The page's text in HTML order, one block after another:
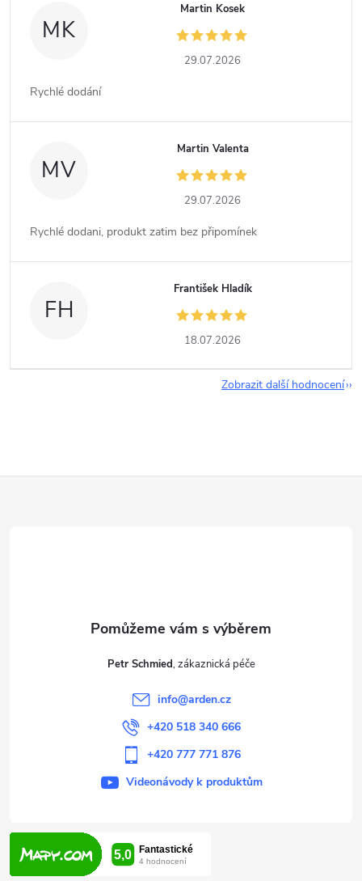
MK
Martin Kosek
29.07.2026
Rychlé dodání
MV
Martin Valenta
29.07.2026
Rychlé dodani, produkt zatim bez připomínek
FH
František Hladík
18.07.2026
Zobrazit další hodnocení
Petr Schmied
info@arden.cz
+420 518 340 666
+420 777 771 876
Videonávody k produktům